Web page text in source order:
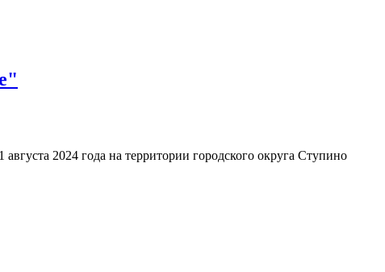
2024 года на территории городского округа Ступино